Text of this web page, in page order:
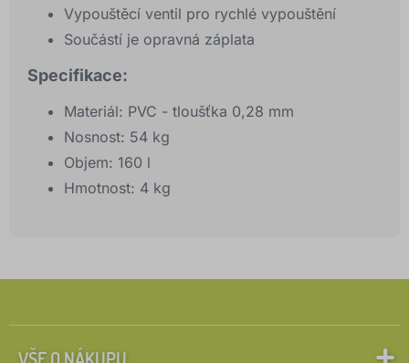
Vypouštěcí ventil pro rychlé vypouštění
Součástí je opravná záplata
Specifikace:
Materiál: PVC - tloušťka 0,28 mm
Nosnost: 54 kg
Objem: 160 l
Hmotnost: 4 kg
VŠE O NÁKUPU